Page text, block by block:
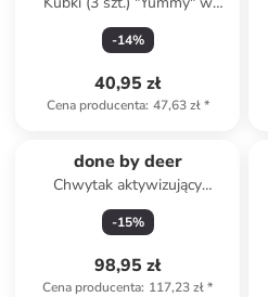
kolorze błękitno-zielonym -
120 ml
-14%
40,95 zł
Cena producenta: 47,63 zł*
done by deer
Chwytak aktywizujący
"Puffee" - 0+
-15%
98,95 zł
Cena producenta: 117,23 zł*